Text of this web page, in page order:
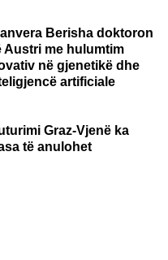
Berisha doktoron
Austri me hulumtim
në gjenetikë dhe
artificiale
Graz-Vjenë ka
të anulohet